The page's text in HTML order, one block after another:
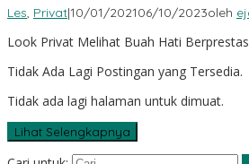
Les, Privat|10/01/202106/10/2023oleh
Look Privat Melihat Buah Hati
Tidak Ada Lagi Postingan yang Tersedia.
Tidak ada lagi halaman untuk dimuat.
Lihat Selengkapnya